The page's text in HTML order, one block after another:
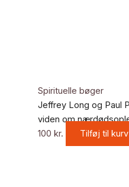
Spirituelle bøger
Jeffrey Long og Paul
viden om
100 kr. Tilføj til kurv